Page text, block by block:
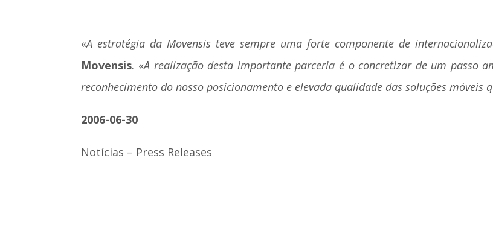
«A estratégia da Movensis teve sempre uma forte componente de
Movensis. «A realização desta importante parceria é o concretizar de um passo
reconhecimento do nosso posicionamento e elevada qualidade das soluções móveis
2006-06-30
Notícias – Press Releases